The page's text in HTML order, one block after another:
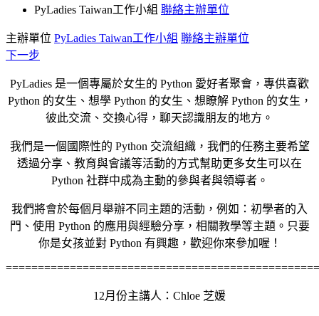
PyLadies Taiwan工作小組 聯絡主辦單位
主辦單位 PyLadies Taiwan工作小組 聯絡主辦單位
下一步
PyLadies 是一個專屬於女生的 Python 愛好者聚會，專供喜歡
Python 的女生、想學 Python 的女生、想瞭解 Python 的女生，
彼此交流、交換心得，聊天認識朋友的地方。
我們是一個國際性的 Python 交流組織，我們的任務主要希望
透過分享、教育與會議等活動的方式幫助更多女生可以在
Python 社群中成為主動的參與者與領導者。
我們將會於每個月舉辦不同主題的活動，例如：初學者的入
門、使用 Python 的應用與經驗分享，相關教學等主題。只要
你是女孩並對 Python 有興趣，歡迎你來參加喔！
=================================================
12月份主講人：Chloe 芝媛